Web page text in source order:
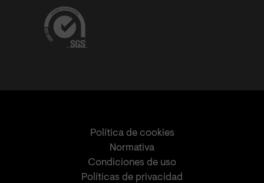
Política de cookies
Normativa
Condiciones de uso
Políticas de privacidad